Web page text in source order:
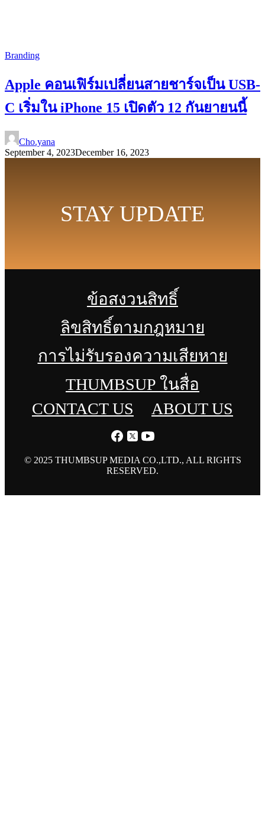
Branding
Apple คอนเฟิร์มเปลี่ยนสายชาร์จเป็น USB-
C เริ่มใน iPhone 15 เปิดตัว 12 กันยายนนี้
Cho.yana
September 4, 2023December 16, 2023
STAY UPDATE
ข้อสงวนสิทธิ์
ลิขสิทธิ์ตามกฎหมาย
การไม่รับรองความเสียหาย
THUMBSUP ในสื่อ
CONTACT US
ABOUT US
© 2025 THUMBSUP MEDIA CO.,LTD., ALL RIGHTS
RESERVED.